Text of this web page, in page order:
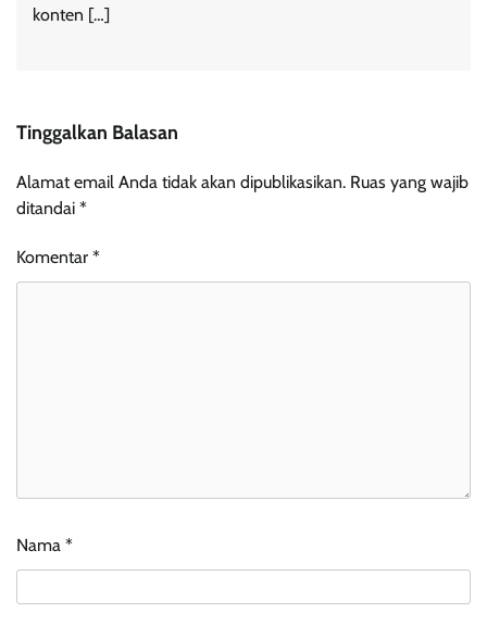
konten […]
Tinggalkan Balasan
Alamat email Anda tidak akan dipublikasikan. Ruas yang wajib
ditandai *
Komentar *
Nama *